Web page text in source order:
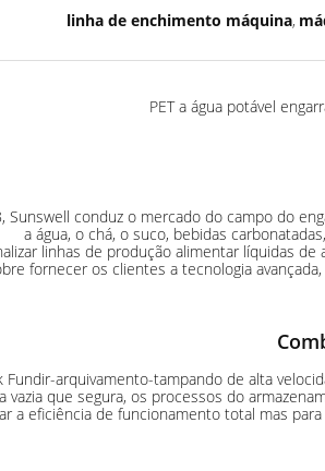
linha de enchimento máquina,
PET a água potável
Sunswell conduz o mercado do campo do
a água, o chá, o suco, bebidas
linhas de produção alimentar líquidas
fornecer os clientes a tecnologia
Fundir-arquivamento-tampando de alta
vazia que segura, os processos do
a eficiência de funcionamento total mas